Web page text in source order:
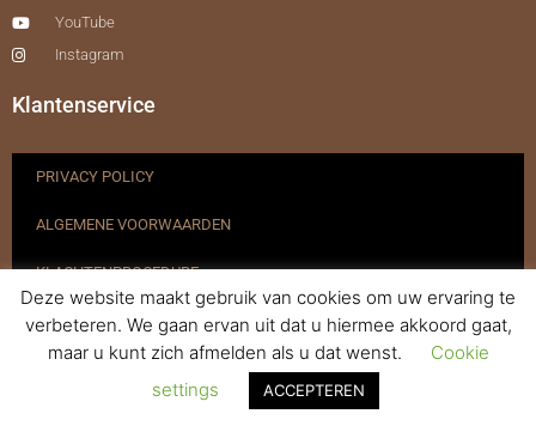
YouTube
Instagram
Klantenservice
PRIVACY POLICY
ALGEMENE VOORWAARDEN
KLACHTENPROCEDURE
VERZENDEN & RETOURNEREN
Deze website maakt gebruik van cookies om uw ervaring te
verbeteren. We gaan ervan uit dat u hiermee akkoord gaat,
maar u kunt zich afmelden als u dat wenst.
Cookie
settings
ACCEPTEREN